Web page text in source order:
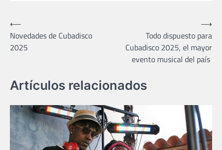
Navegación
de
entradas
⟵
Novedades de Cubadisco
2025
Todo dispuesto para
Cubadisco 2025, el mayor
evento musical del país
⟶
Artículos relacionados